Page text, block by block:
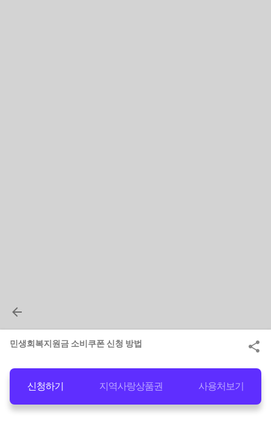
민생회복지원금 소비쿠폰 신청 방법
신청하기 지역사랑상품권 사용처보기